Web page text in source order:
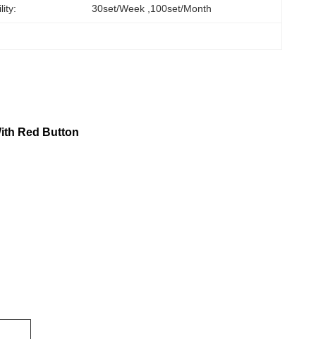
30set/week ,100set/Month
Red Button